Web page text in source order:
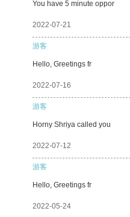
You have 5 minute oppor
2022-07-21
游客
Hello, Greetings fr
2022-07-16
游客
Horny Shriya called you
2022-07-12
游客
Hello, Greetings fr
2022-05-24